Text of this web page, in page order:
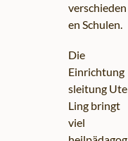
verschieden
en Schulen.
Die
Einrichtung
sleitung Ute
Ling bringt
viel